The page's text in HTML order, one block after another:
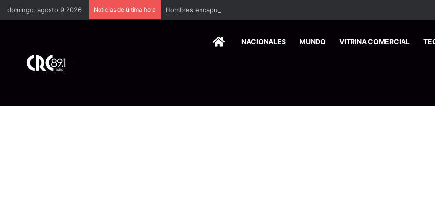
domingo, agosto 9 2026 Noticias de última hora Hombres encapuchados ingresan a hospital de Nicoya y matan a paciente a balazos
HOMENACIONALES MUNDO VITRINA COMERCIAL